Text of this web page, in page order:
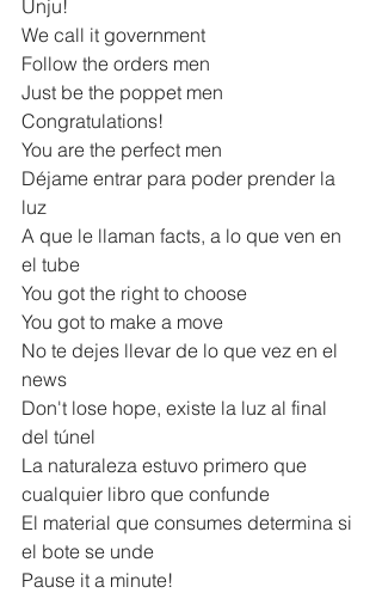
Unju!
We call it government
Follow the orders men
Just be the poppet men
Congratulations!
You are the perfect men
Déjame entrar para poder prender la
luz
A que le llaman facts, a lo que ven en
el tube
You got the right to choose
You got to make a move
No te dejes llevar de lo que vez en el
news
Don't lose hope, existe la luz al final
del túnel
La naturaleza estuvo primero que
cualquier libro que confunde
El material que consumes determina si
el bote se unde
Pause it a minute!